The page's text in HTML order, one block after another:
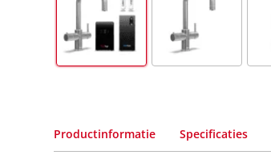
Productinformatie Specificaties